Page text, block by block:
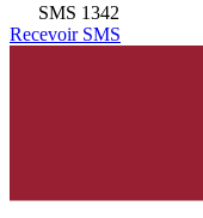
SMS 1342
Recevoir SMS